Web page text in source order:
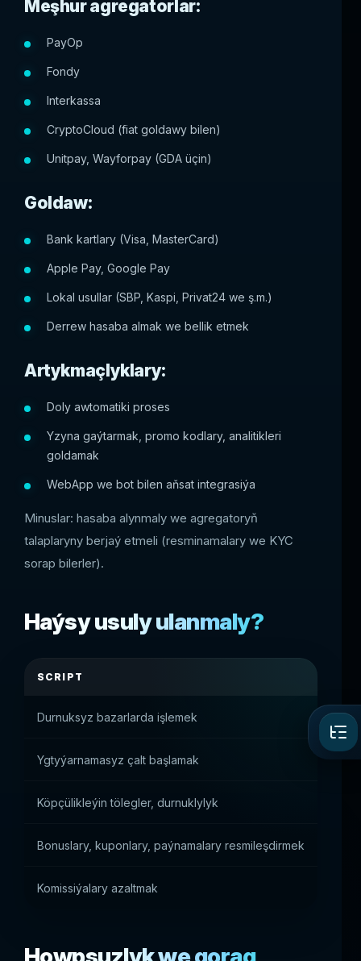
Meşhur agregatorlar:
PayOp
Fondy
Interkassa
CryptoCloud (fiat goldawy bilen)
Unitpay, Wayforpay (GDA üçin)
Goldaw:
Bank kartlary (Visa, MasterCard)
Apple Pay, Google Pay
Lokal usullar (SBP, Kaspi, Privat24 we ş.m.)
Derrew hasaba almak we bellik etmek
Artykmaçlyklary:
Doly awtomatiki proses
Yzyna gaýtarmak, promo kodlary, analitikleri
goldamak
WebApp we bot bilen aňsat integrasiýa
Minuslar: hasaba alynmaly we agregatoryň
talaplaryny berjaý etmeli (resminamalary we KYC
sorap bilerler).
Haýsy usuly ulanmaly?
SCRIPT
Durnuksyz bazarlarda işlemek
Ygtyýarnamasyz çalt başlamak
Köpçülikleýin tölegler, durnuklylyk
Bonuslary, kuponlary, paýnamalary resmileşdirmek
Komissiýalary azaltmak